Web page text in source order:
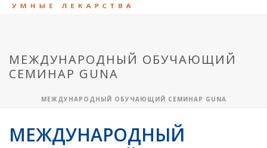
МЕЖДУНАРОДНЫЙ ОБУЧАЮЩИЙ
СЕМИНАР GUNA
МЕЖДУНАРОДНЫЙ ОБУЧАЮЩИЙ СЕМИНАР GUNA
МЕЖДУНАРОДНЫЙ